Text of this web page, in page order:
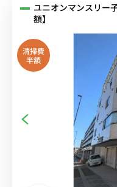
ユニオンマンスリー
額】
清掃費
半額